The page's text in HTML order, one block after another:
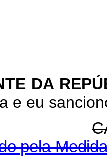
DA
e eu
pela